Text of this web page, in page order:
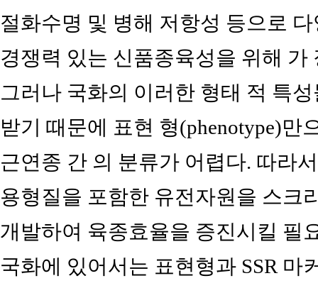
절화수명 및 병해 저항성 등으로
경쟁력 있는 신품종육성을 위해
그러나 국화의 이러한 형태 적 특
받기 때문에 표현 형(phenotype)만
근연종 간 의 분류가 어렵다. 따라
용형질을 포함한 유전자원을 스크
개발하여 육종효율을 증진시킬 필
국화에 있어서는 표현형과 SSR 마